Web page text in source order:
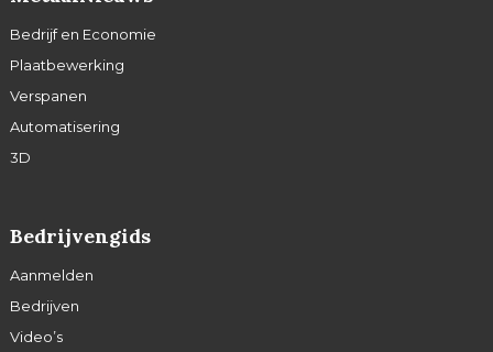
Bedrijf en Economie
Plaatbewerking
Verspanen
Automatisering
3D
Bedrijvengids
Aanmelden
Bedrijven
Video’s